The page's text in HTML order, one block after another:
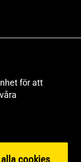
för att
cookies